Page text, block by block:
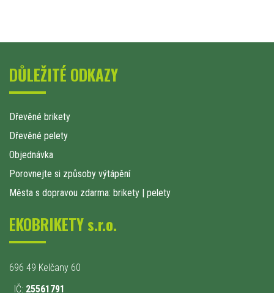
DŮLEŽITÉ ODKAZY
Dřevěné brikety
Dřevěné pelety
Objednávka
Porovnejte si způsoby výtápění
Města s dopravou zdarma: brikety | pelety
EKOBRIKETY s.r.o.
696 49 Kelčany 60
IČ: 25561791